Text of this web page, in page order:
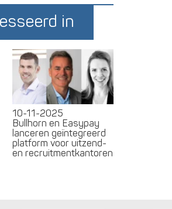
in
10-11-2025
Bullhorn en Easypay
lanceren geïntegreerd
platform voor uitzend-
en recruitmentkantoren